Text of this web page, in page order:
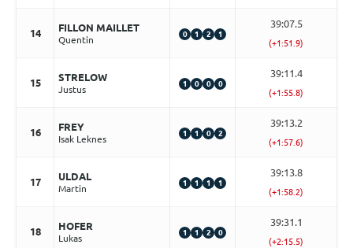
14 FILLON MAILLET
Quentin 0 1 2 1
39:07.5
(+1:51.9)
15 STRELOW
Justus 1 0 0 0
39:11.4
(+1:55.8)
16 FREY
Isak Leknes 1 1 0 2
39:13.2
(+1:57.6)
17 ULDAL
Martin 1 1 1 1
39:13.8
(+1:58.2)
18 HOFER
Lukas 1 1 2 0
39:31.1
(+2:15.5)